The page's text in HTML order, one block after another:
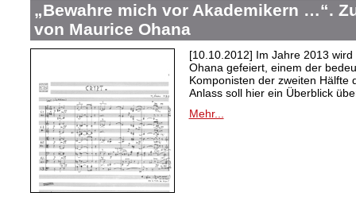
„Bewahre mich vor Akademikern …“.
von Maurice Ohana
[10.10.2012] Im Jahre 2013
Ohana gefeiert, einem der
Komponisten der zweiten Hälfte
Anlass soll hier ein Überblick
Mehr...